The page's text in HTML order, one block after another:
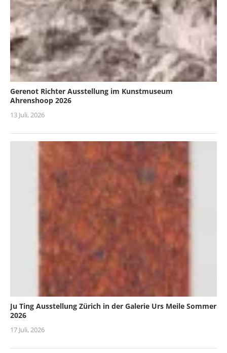
Gerenot Richter Ausstellung im Kunstmuseum
Ahrenshoop 2026
13 Juli, 2026
Ju Ting Ausstellung Zürich in der Galerie Urs Meile Sommer
2026
17 Juli, 2026